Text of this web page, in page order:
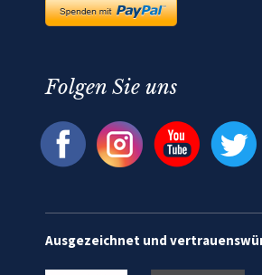
Folgen Sie uns
Ausgezeichnet und